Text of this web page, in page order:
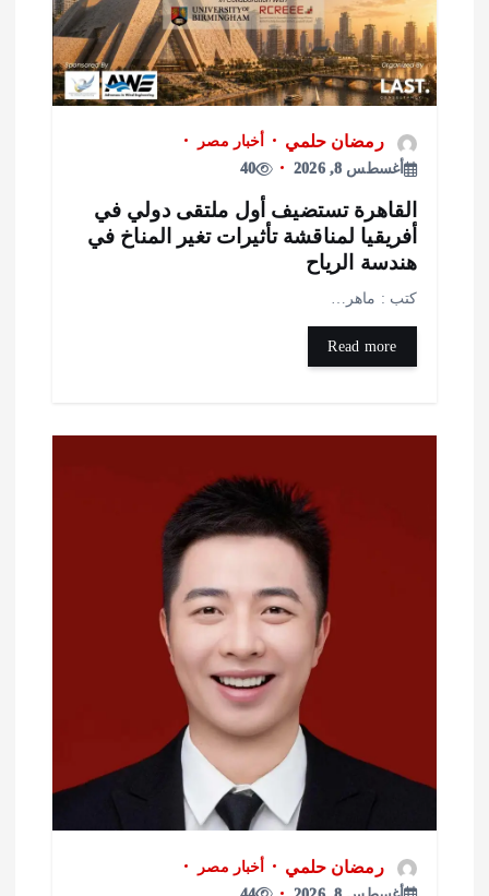
رمضان حلمي
أخبار مصر
أغسطس 8, 2026
40
تستضيف أول ملتقى دولي في
لمناقشة تأثيرات تغير المناخ في
الرياح
: ماهر…
رمضان حلمي
أخبار مصر